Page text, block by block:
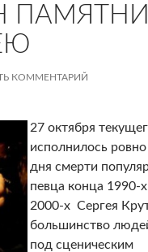
КОММЕНТАРИЙ
27 октября
исполнилось
дня смерти
певца конца 1990-
2000-х Сергея
большинство
под сценическим